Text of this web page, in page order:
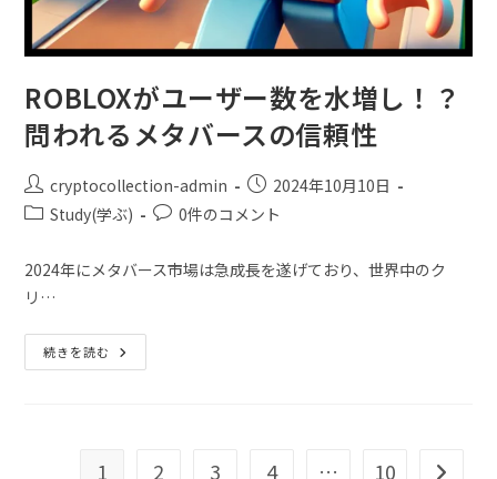
ROBLOXがユーザー数を水増し！？
問われるメタバースの信頼性
cryptocollection-admin
2024年10月10日
Study(学ぶ)
0件のコメント
2024年にメタバース市場は急成長を遂げており、世界中のク
リ…
続きを読む
1 2 3 4 … 10